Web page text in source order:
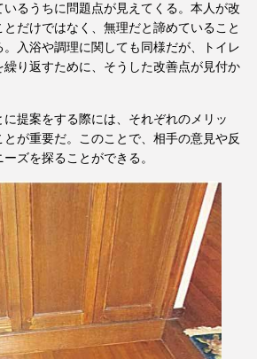
いるうちに問題点が見えてくる。本人が改
だけではなく、無理だと諦めていること
入浴や調理に関しても同様だが、トイレ
り返すために、そうした改善点が見付か
提案をする際には、それぞれのメリッ
とが重要だ。このことで、相手の意見や反
ズを探ることができる。